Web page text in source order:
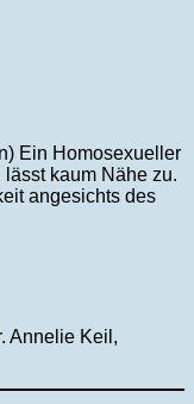
Ein Homosexueller
kaum Nähe zu.
angesichts des
Annelie Keil,